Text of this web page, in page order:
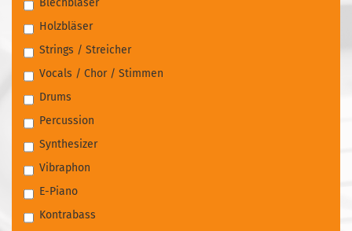
Blechbläser
Holzbläser
Strings / Streicher
Vocals / Chor / Stimmen
Drums
Percussion
Synthesizer
Vibraphon
E-Piano
Kontrabass